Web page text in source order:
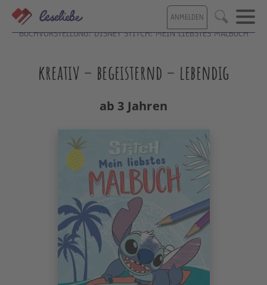
Direkt
zum
Inhalt
ANMELDEN Suche
BUCHVORSTELLUNG: DISNEY STITCH: MEIN LIEBSTES MALBUCH
kreativ – begeisternd – lebendig
ab 3 Jahren